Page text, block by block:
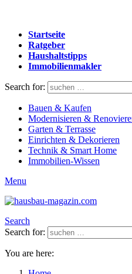
Startseite
Ratgeber
Haushaltstipps
Immobilienmakler
Search for:
Bauen & Kaufen
Modernisieren &
Garten & Terrasse
Einrichten & Dekorieren
Technik & Smart Home
Immobilien-Wissen
Menu
Search
Search for:
You are here: